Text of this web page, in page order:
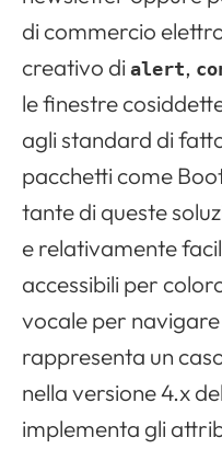
di commercio
creativo di alert,
le finestre
agli standard di
pacchetti come
tante di queste
e relativamente
accessibili per
vocale per
rappresenta un
nella versione 4.x
implementa gli